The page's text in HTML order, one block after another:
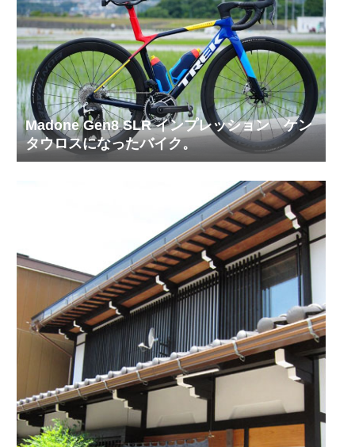
Madone Gen8 SLR インプレッション ケン
タウロスになったバイク。